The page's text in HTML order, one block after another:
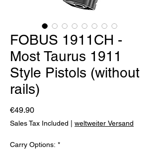
FOBUS 1911CH -
Most Taurus 1911
Style Pistols (without
rails)
€49.90Price
Sales Tax Included weltweiter Versand
Carry Options: *